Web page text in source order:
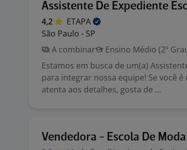
Assistente De Expediente
4,2
ETAPA
São Paulo - SP
A combinar
Ensino Médio (2º
Estamos em busca de um(a)
para integrar nossa equipe! Se você
atenta aos detalhes, gosta de ...
Vendedora - Escola De Moda